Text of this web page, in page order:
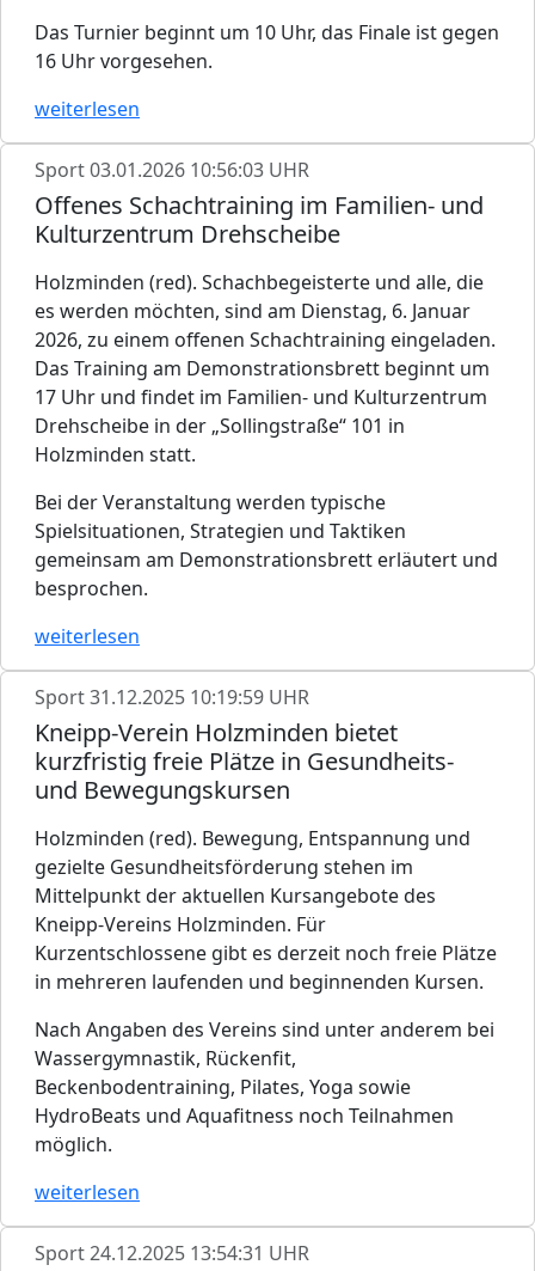
Das Turnier beginnt um 10 Uhr, das Finale ist gegen
16 Uhr vorgesehen.
weiterlesen
Sport03.01.2026 10:56:03 UHR
Offenes Schachtraining im Familien- und
Kulturzentrum Drehscheibe
Holzminden (red). Schachbegeisterte und alle, die
es werden möchten, sind am Dienstag, 6. Januar
2026, zu einem offenen Schachtraining eingeladen.
Das Training am Demonstrationsbrett beginnt um
17 Uhr und findet im Familien- und Kulturzentrum
Drehscheibe in der „Sollingstraße“ 101 in
Holzminden statt.
Bei der Veranstaltung werden typische
Spielsituationen, Strategien und Taktiken
gemeinsam am Demonstrationsbrett erläutert und
besprochen.
weiterlesen
Sport31.12.2025 10:19:59 UHR
Kneipp-Verein Holzminden bietet
kurzfristig freie Plätze in Gesundheits-
und Bewegungskursen
Holzminden (red). Bewegung, Entspannung und
gezielte Gesundheitsförderung stehen im
Mittelpunkt der aktuellen Kursangebote des
Kneipp-Vereins Holzminden. Für
Kurzentschlossene gibt es derzeit noch freie Plätze
in mehreren laufenden und beginnenden Kursen.
Nach Angaben des Vereins sind unter anderem bei
Wassergymnastik, Rückenfit,
Beckenbodentraining, Pilates, Yoga sowie
HydroBeats und Aquafitness noch Teilnahmen
möglich.
weiterlesen
Sport24.12.2025 13:54:31 UHR